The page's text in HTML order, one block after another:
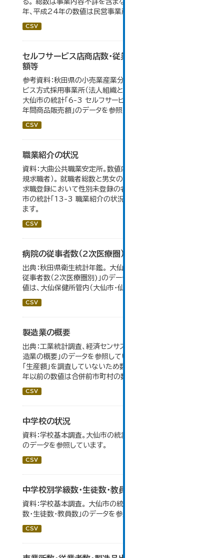
る。 総数は事業内容不詳を含まない。平成11年、平成16
年、平成24年の数値は民営事業所のみの数値。...
CSV
セルフサービス店商店数・従業者数・年間商品販売
額等
参考資料：秋田県の小売業産業分類小分類別、セルフサー
ビス方式採用事業所（法人組織と個人経営事業所の合計）。
大仙市の統計「6-3 セルフサービス店 商店数・従業者数・
年間商品販売額」のデータを参照しています。
CSV
職業紹介の状況
資料：大曲公共職業安定所。数値内の就職率は（就職者/新
規求職者）。 就職者総数と男女の合計が一致しないのは、
求職登録において性別未登録の者も含まれるため。 大仙
市の統計「13-3 職業紹介の状況」のデータを参照してい
ます。
CSV
病院の従事者数（2次医療圏）
出典：秋田県衛生統計年鑑。 大仙市の統計「11-12 病院の
従事者数（2次医療圏別)」のデータを参照しています。 数
値は、大仙保健所管内（大仙市・仙北市・美郷町）の総数。
CSV
製造業の概要
出典：工業統計調査、経済センサス。 大仙市の統計「5-7 製
造業の概要」のデータを参照しています。 2007年以前は
「生産額」を調査していないため数値はありません。 2004
年以前の数値は合併前市町村の数値を合算したものです。
CSV
中学校の状況
資料：学校基本調査。大仙市の統計「14-5 中学校の状況」
のデータを参照しています。
CSV
中学校別学級数・生徒数・教員数
資料：学校基本調査。 大仙市の統計「14-6 中学校別学級
数・生徒数・教員数」のデータを参照しています。
CSV